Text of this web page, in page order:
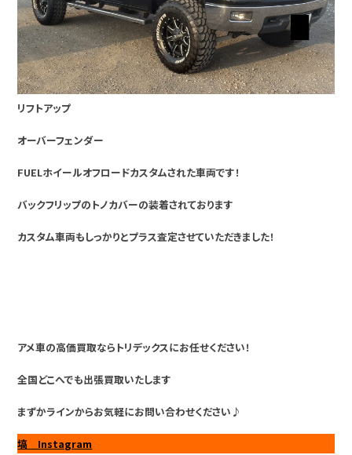
リフトアップ
オーバーフェンダー
FUELホイールオフロードカスタムされた車両です！
バックフリップのトノカバーの装着されております
カスタム車両もしっかりとプラス査定させていただきました！
アメ車の高価買取ならトリデックスにお任せください！
全国どこへでも出張買取いたします
まずかラインからお気軽にお問い合わせください♪
塙 Instagram